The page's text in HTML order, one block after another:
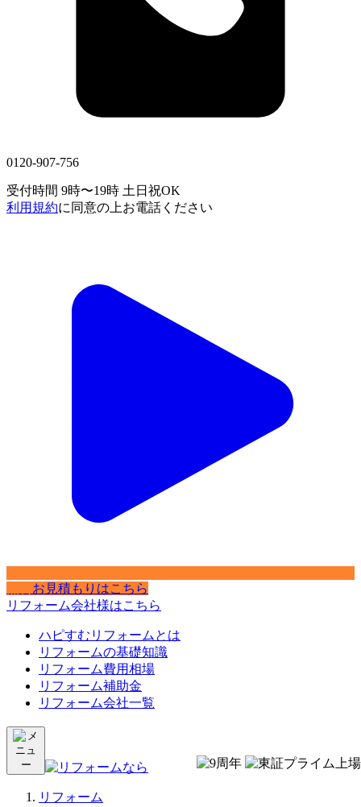
0120-907-756
受付時間 9時〜19時 土日祝OK
利用規約に同意の上お電話ください
お見積もりはこちら
リフォーム会社様はこちら
ハピすむリフォームとは
リフォームの基礎知識
リフォーム費用相場
リフォーム補助金
リフォーム会社一覧
リフォーム